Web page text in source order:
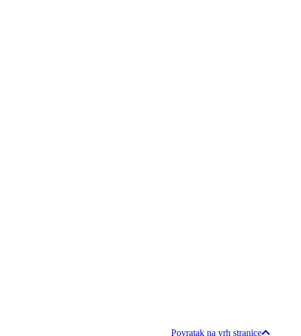
Povratak na vrh stranice